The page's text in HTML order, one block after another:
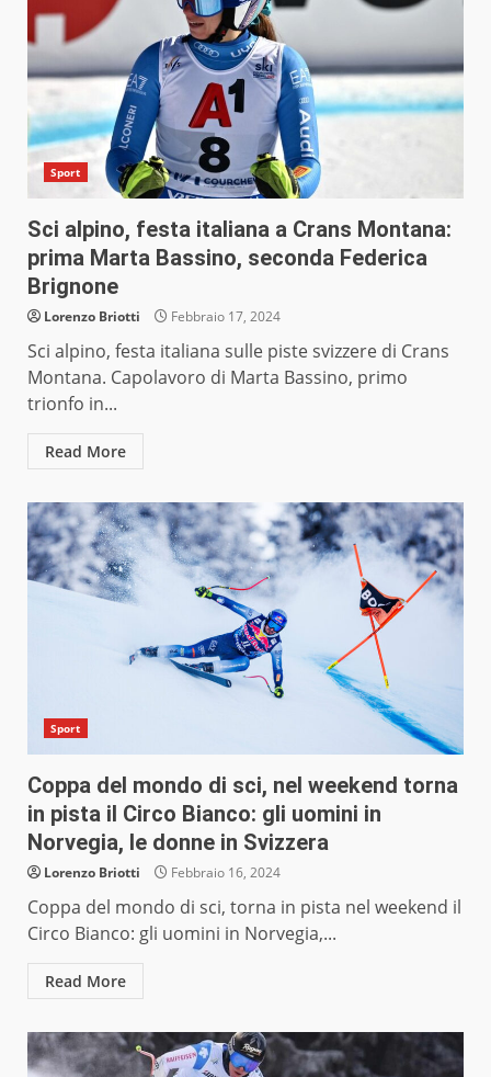
Sport
Sci alpino, festa italiana a Crans Montana:
prima Marta Bassino, seconda Federica
Brignone
Lorenzo Briotti Febbraio 17, 2024
Sci alpino, festa italiana sulle piste svizzere di Crans
Montana. Capolavoro di Marta Bassino, primo
trionfo in...
Read More
Sport
Coppa del mondo di sci, nel weekend torna
in pista il Circo Bianco: gli uomini in
Norvegia, le donne in Svizzera
Lorenzo Briotti Febbraio 16, 2024
Coppa del mondo di sci, torna in pista nel weekend il
Circo Bianco: gli uomini in Norvegia,...
Read More